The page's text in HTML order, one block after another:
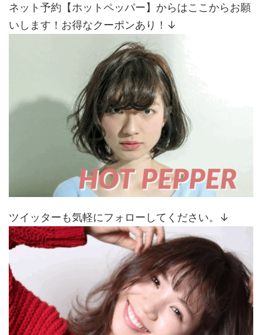
ネット予約【ホットペッパー】からはここからお願
いします！お得なクーポンあり！↓
ツイッターも気軽にフォローしてください。↓